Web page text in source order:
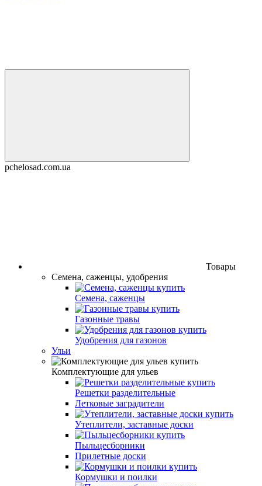
pchelosad.com.ua
Товары
Семена, саженцы, удобрения
Семена, саженцы
Газонные травы
Удобрения для газонов
Ульи
Комплектующие для ульев
Решетки разделительные
Летковые заградители
Утеплители, заставные доски
Пыльцесборники
Прилетные доски
Кормушки и поилки